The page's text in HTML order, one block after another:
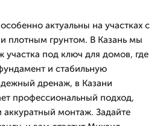
актуальны на участках с
плотным грунтом. В Казань мы
участка под ключ для домов, где
и стабильную
дренаж, в Казани
профессиональный подход,
аккуратный монтаж. Задайте